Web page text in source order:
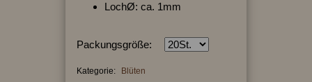
LochØ: ca. 1mm
Packungsgröße:
Kategorie: Blüten